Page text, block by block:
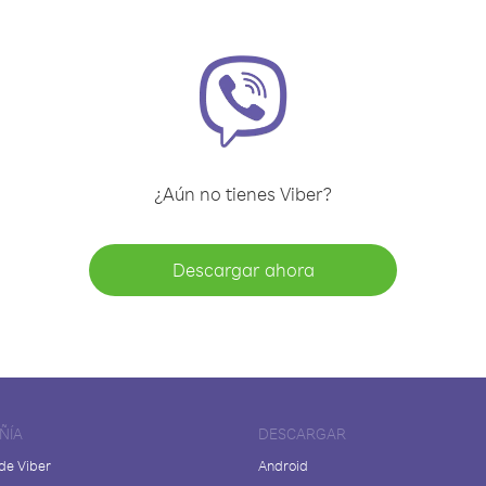
¿Aún no tienes Viber?
Descargar ahora
Viber
DESCARGAR
Android